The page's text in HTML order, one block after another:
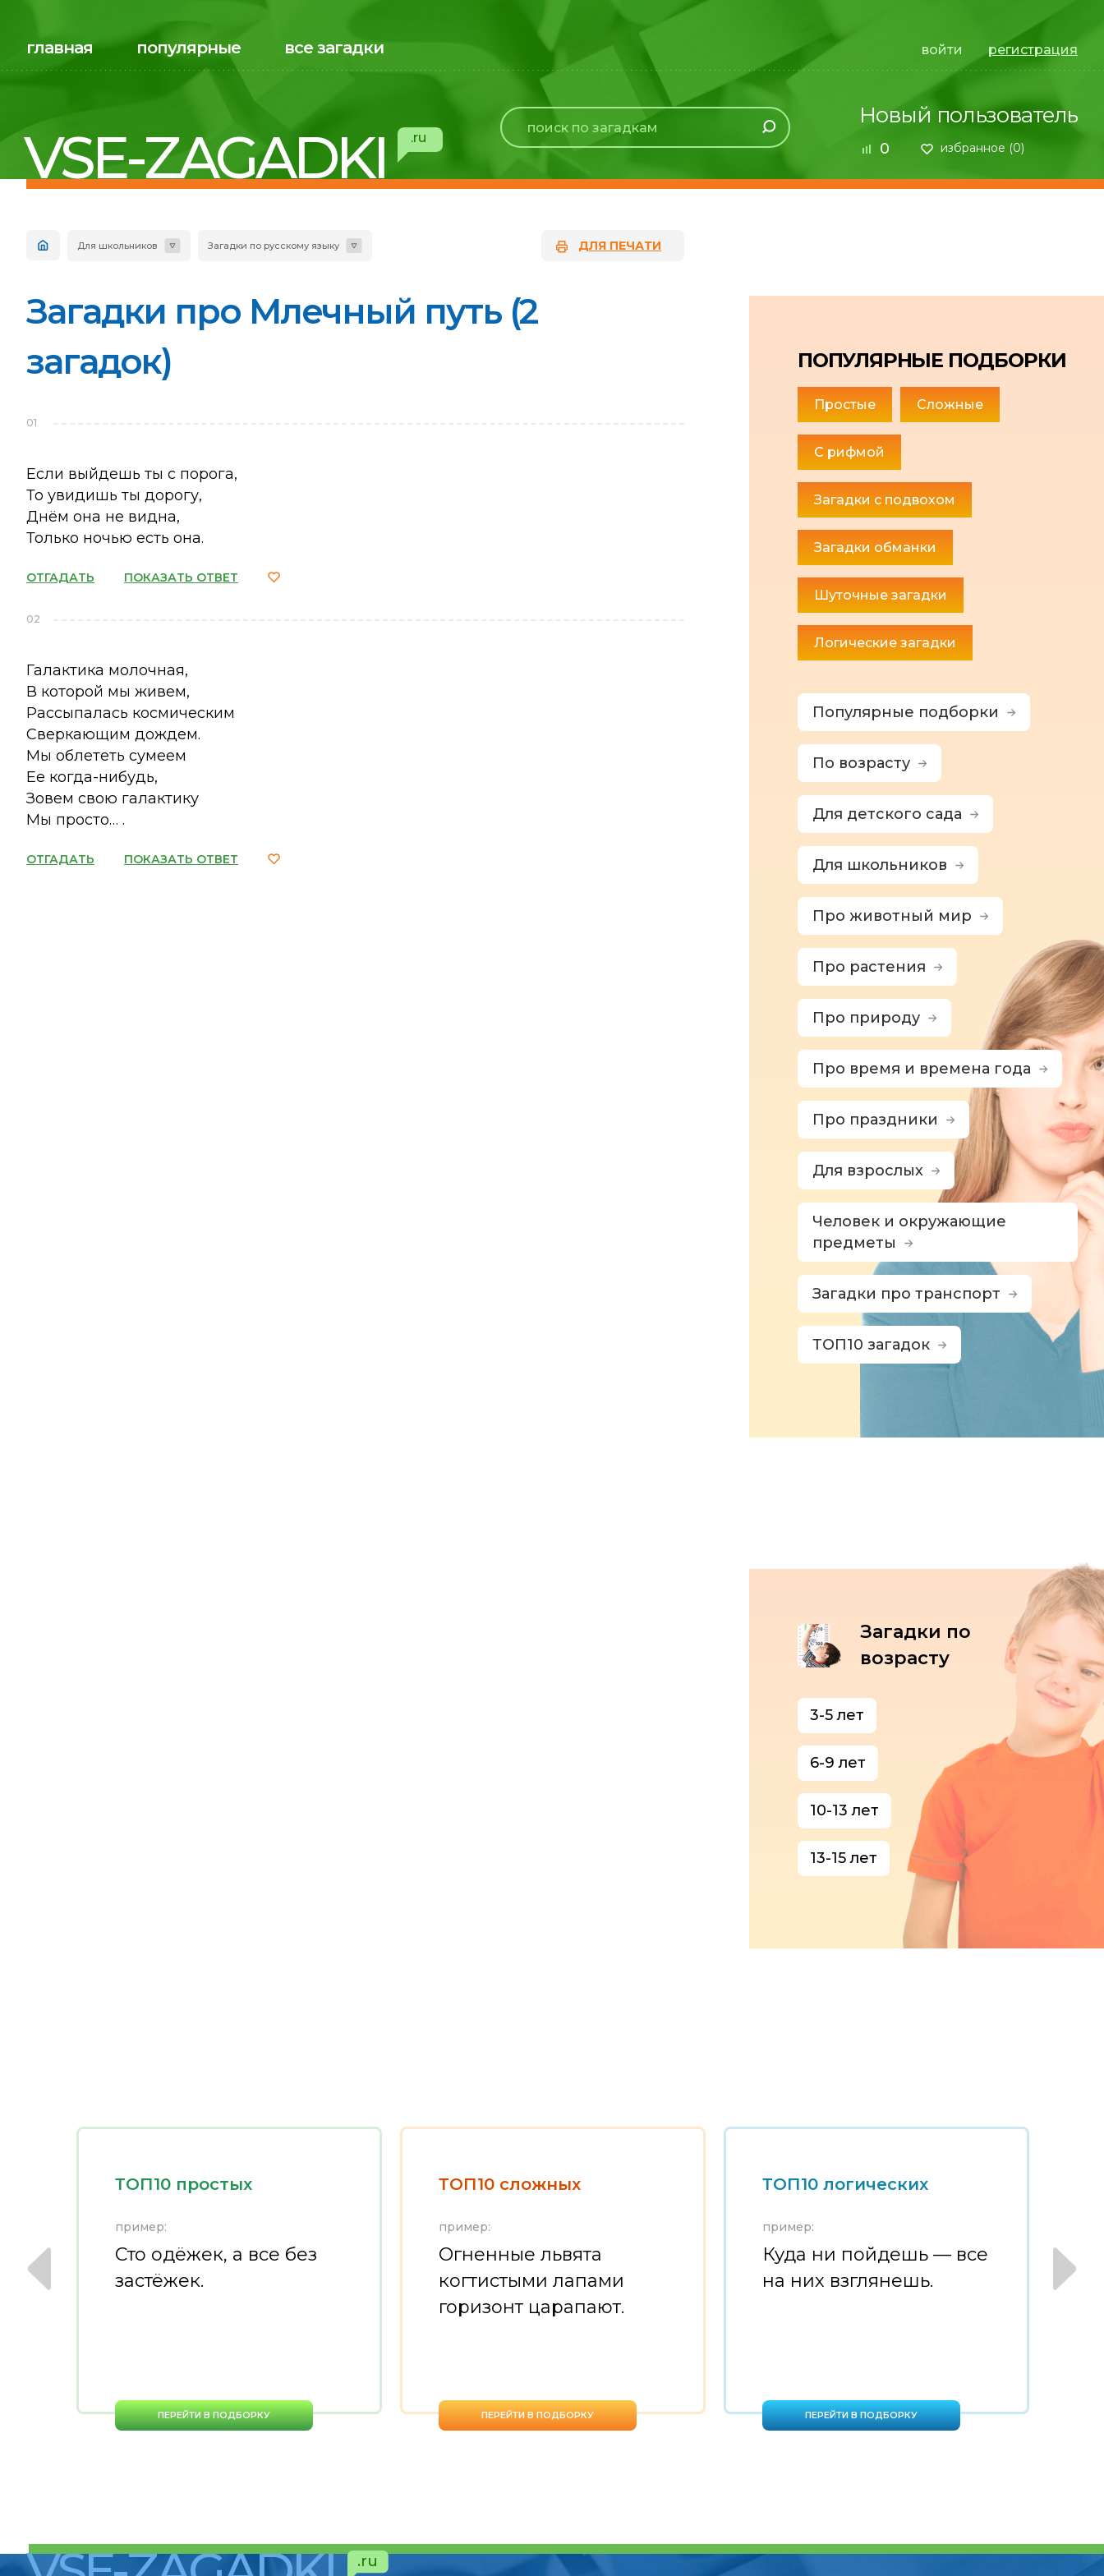
главная популярные все загадки войти регистрация
VSE-ZAGADKI .ru
Новый пользователь
0 избранное (0)
Для школьников Загадки по русскому языку ДЛЯ ПЕЧАТИ
Загадки про Млечный путь (2
загадок)
01
Если выйдешь ты с порога,
То увидишь ты дорогу,
Днём она не видна,
Только ночью есть она.
ОТГАДАТЬ ПОКАЗАТЬ ОТВЕТ
02
Галактика молочная,
В которой мы живем,
Рассыпалась космическим
Сверкающим дождем.
Мы облететь сумеем
Ее когда-нибудь,
Зовем свою галактику
Мы просто… .
ОТГАДАТЬ ПОКАЗАТЬ ОТВЕТ
ПОПУЛЯРНЫЕ ПОДБОРКИ
Простые Сложные
С рифмой
Загадки с подвохом
Загадки обманки
Шуточные загадки
Логические загадки
Популярные подборки
По возрасту
Для детского сада
Для школьников
Про животный мир
Про растения
Про природу
Про время и времена года
Про праздники
Для взрослых
Человек и окружающие
предметы
Загадки про транспорт
ТОП10 загадок
Загадки по
возрасту
3-5 лет
6-9 лет
10-13 лет
13-15 лет
ТОП10 простых
пример:
Сто одёжек, а все без
застёжек.
ПЕРЕЙТИ В ПОДБОРКУ
ТОП10 сложных
пример:
Огненные львята
когтистыми лапами
горизонт царапают.
ПЕРЕЙТИ В ПОДБОРКУ
ТОП10 логических
пример:
Куда ни пойдешь — все
на них взглянешь.
ПЕРЕЙТИ В ПОДБОРКУ
.ru